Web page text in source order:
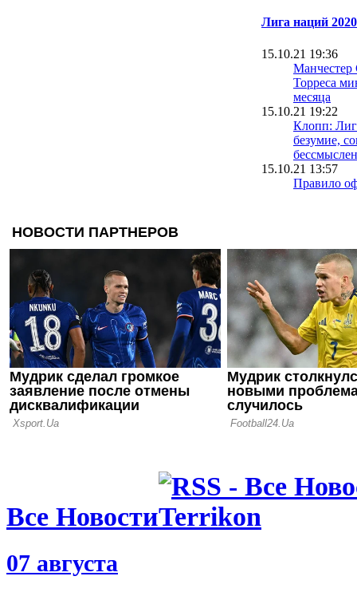
Лига наций
15.10.21 19:36
Торреса
месяца
15.10.21 19:22
Клопп:
безумие,
15.10.21 13:57
Правило
11.10.21 13:40
Бускетс
забил
11.10.21 12:37
Бензема
Наций
ЧМ-2022
Все Новости
07 августа